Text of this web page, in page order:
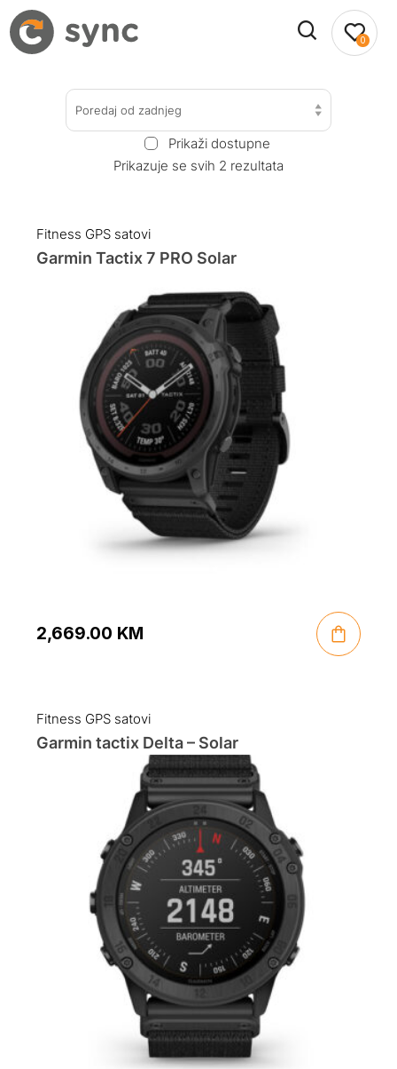
0
Poredaj od zadnjeg
Prikaži dostupne
Prikazuje se svih 2 rezultata
Fitness GPS satovi
Garmin Tactix 7 PRO Solar
2,669.00 KM
Fitness GPS satovi
Garmin tactix Delta – Solar